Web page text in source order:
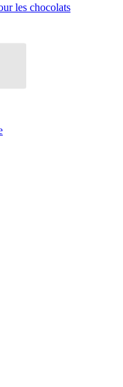
les chocolats